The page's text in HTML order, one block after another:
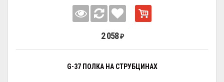
2 058 ₽
G-37 ПОЛКА НА СТРУБЦИНАХ